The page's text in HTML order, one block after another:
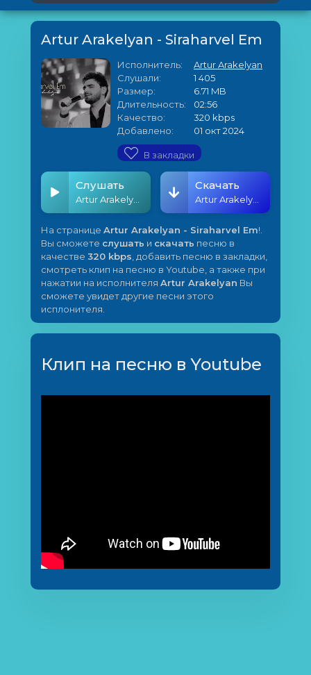
Artur Arakelyan - Siraharvel Em
Исполнитель:
Artur Arakelyan
Слушали:
1 405
Размер:
6.71 MB
Длительность:
02:56
Качество:
320 kbps
Добавлено:
01 окт 2024
В закладки
Слушать Скачать
Artur Arakelyan - Siraharvel Em
На странице Artur Arakelyan - Siraharvel Em!.
Вы сможете слушать и скачать песню в
качестве 320 kbps , добавить песню в закладки,
смотреть клип на песню в Youtube, а также при
нажатии на исполнителя Artur Arakelyan Вы
сможете увидет другие песни этого
исплонителя.
Клип на песню в Youtube